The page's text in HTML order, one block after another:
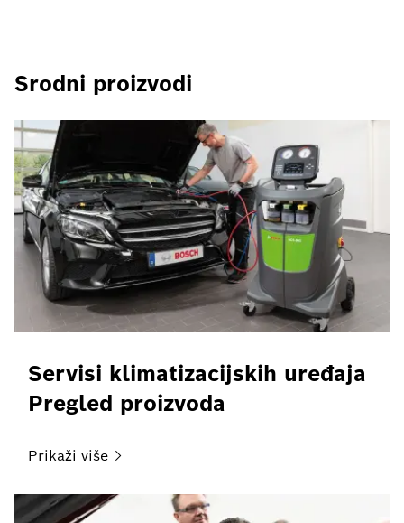
Srodni proizvodi
Servisi klimatizacijskih uređaja
Pregled proizvoda
Prikaži više